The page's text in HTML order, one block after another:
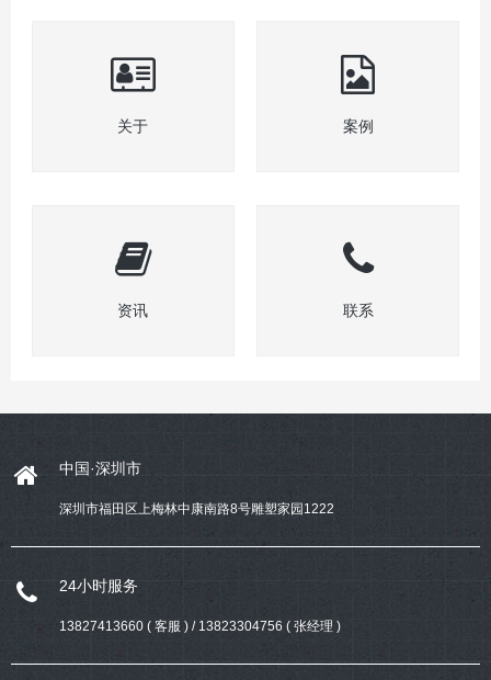
关于 案例
资讯 联系
中国·深圳市
深圳市福田区上梅林中康南路8号雕塑家园1222
24小时服务
13827413660 ( 客服 ) / 13823304756 ( 张经理 )